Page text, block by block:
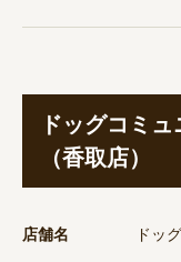
ドッグコミ
（香取店）
店舗名 ドッ